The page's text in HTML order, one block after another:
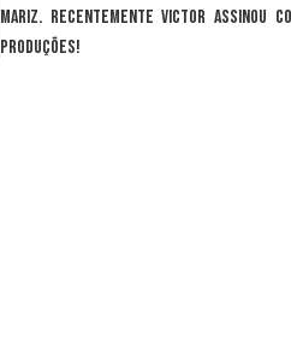
Mariz. Recentemente Victor assinou
produções!